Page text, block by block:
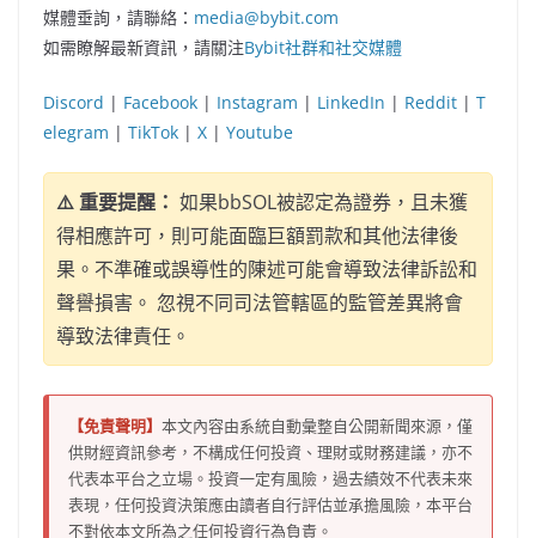
媒體垂詢，請聯絡： media@bybit.com
如需瞭解最新資訊，請關注Bybit社群和社交媒體
Discord | Facebook | Instagram | LinkedIn | Reddit | T
elegram | TikTok | X | Youtube
⚠️ 重要提醒： 如果bbSOL被認定為證券，且未獲
得相應許可，則可能面臨巨額罰款和其他法律後
果。不準確或誤導性的陳述可能會導致法律訴訟和
聲譽損害。 忽視不同司法管轄區的監管差異將會
導致法律責任。
【免責聲明】 本文內容由系統自動彙整自公開新聞來源，僅
供財經資訊參考，不構成任何投資、理財或財務建議，亦不
代表本平台之立場。投資一定有風險，過去績效不代表未來
表現，任何投資決策應由讀者自行評估並承擔風險，本平台
不對依本文所為之任何投資行為負責。